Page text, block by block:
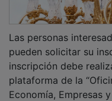
pueden solicitar su
inscripción debe
plataforma de la
Economía, Empresas